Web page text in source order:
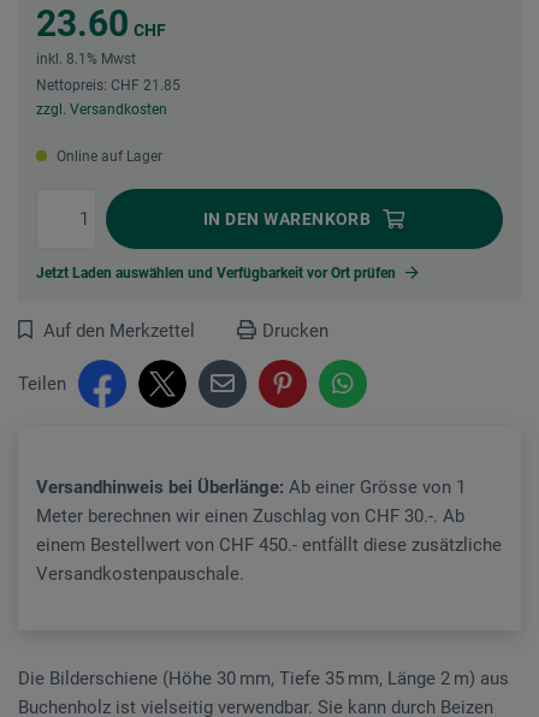
23.60 CHF
inkl. 8.1% Mwst
Nettopreis: CHF 21.85
zzgl. Versandkosten
Online auf Lager
IN DEN WARENKORB
Jetzt Laden auswählen und Verfügbarkeit vor Ort prüfen
Auf den Merkzettel Drucken
Teilen
Versandhinweis bei Überlänge: Ab einer Grösse von 1
Meter berechnen wir einen Zuschlag von CHF 30.-. Ab
einem Bestellwert von CHF 450.- entfällt diese zusätzliche
Versandkostenpauschale.
Die Bilderschiene (Höhe 30 mm, Tiefe 35 mm, Länge 2 m) aus
Buchenholz ist vielseitig verwendbar. Sie kann durch Beizen